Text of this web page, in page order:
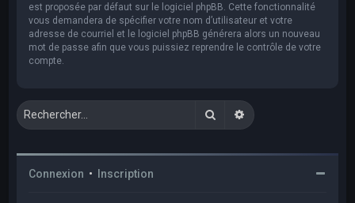
est proposée par défaut sur le logiciel phpBB. Cette fonctionnalité
vous demandera de spécifier votre nom d’utilisateur et votre
adresse de courriel et le logiciel phpBB générera alors un nouveau
mot de passe afin que vous puissiez reprendre le contrôle de votre
compte.
RechercherRecherche avancée
Connexion • Inscription